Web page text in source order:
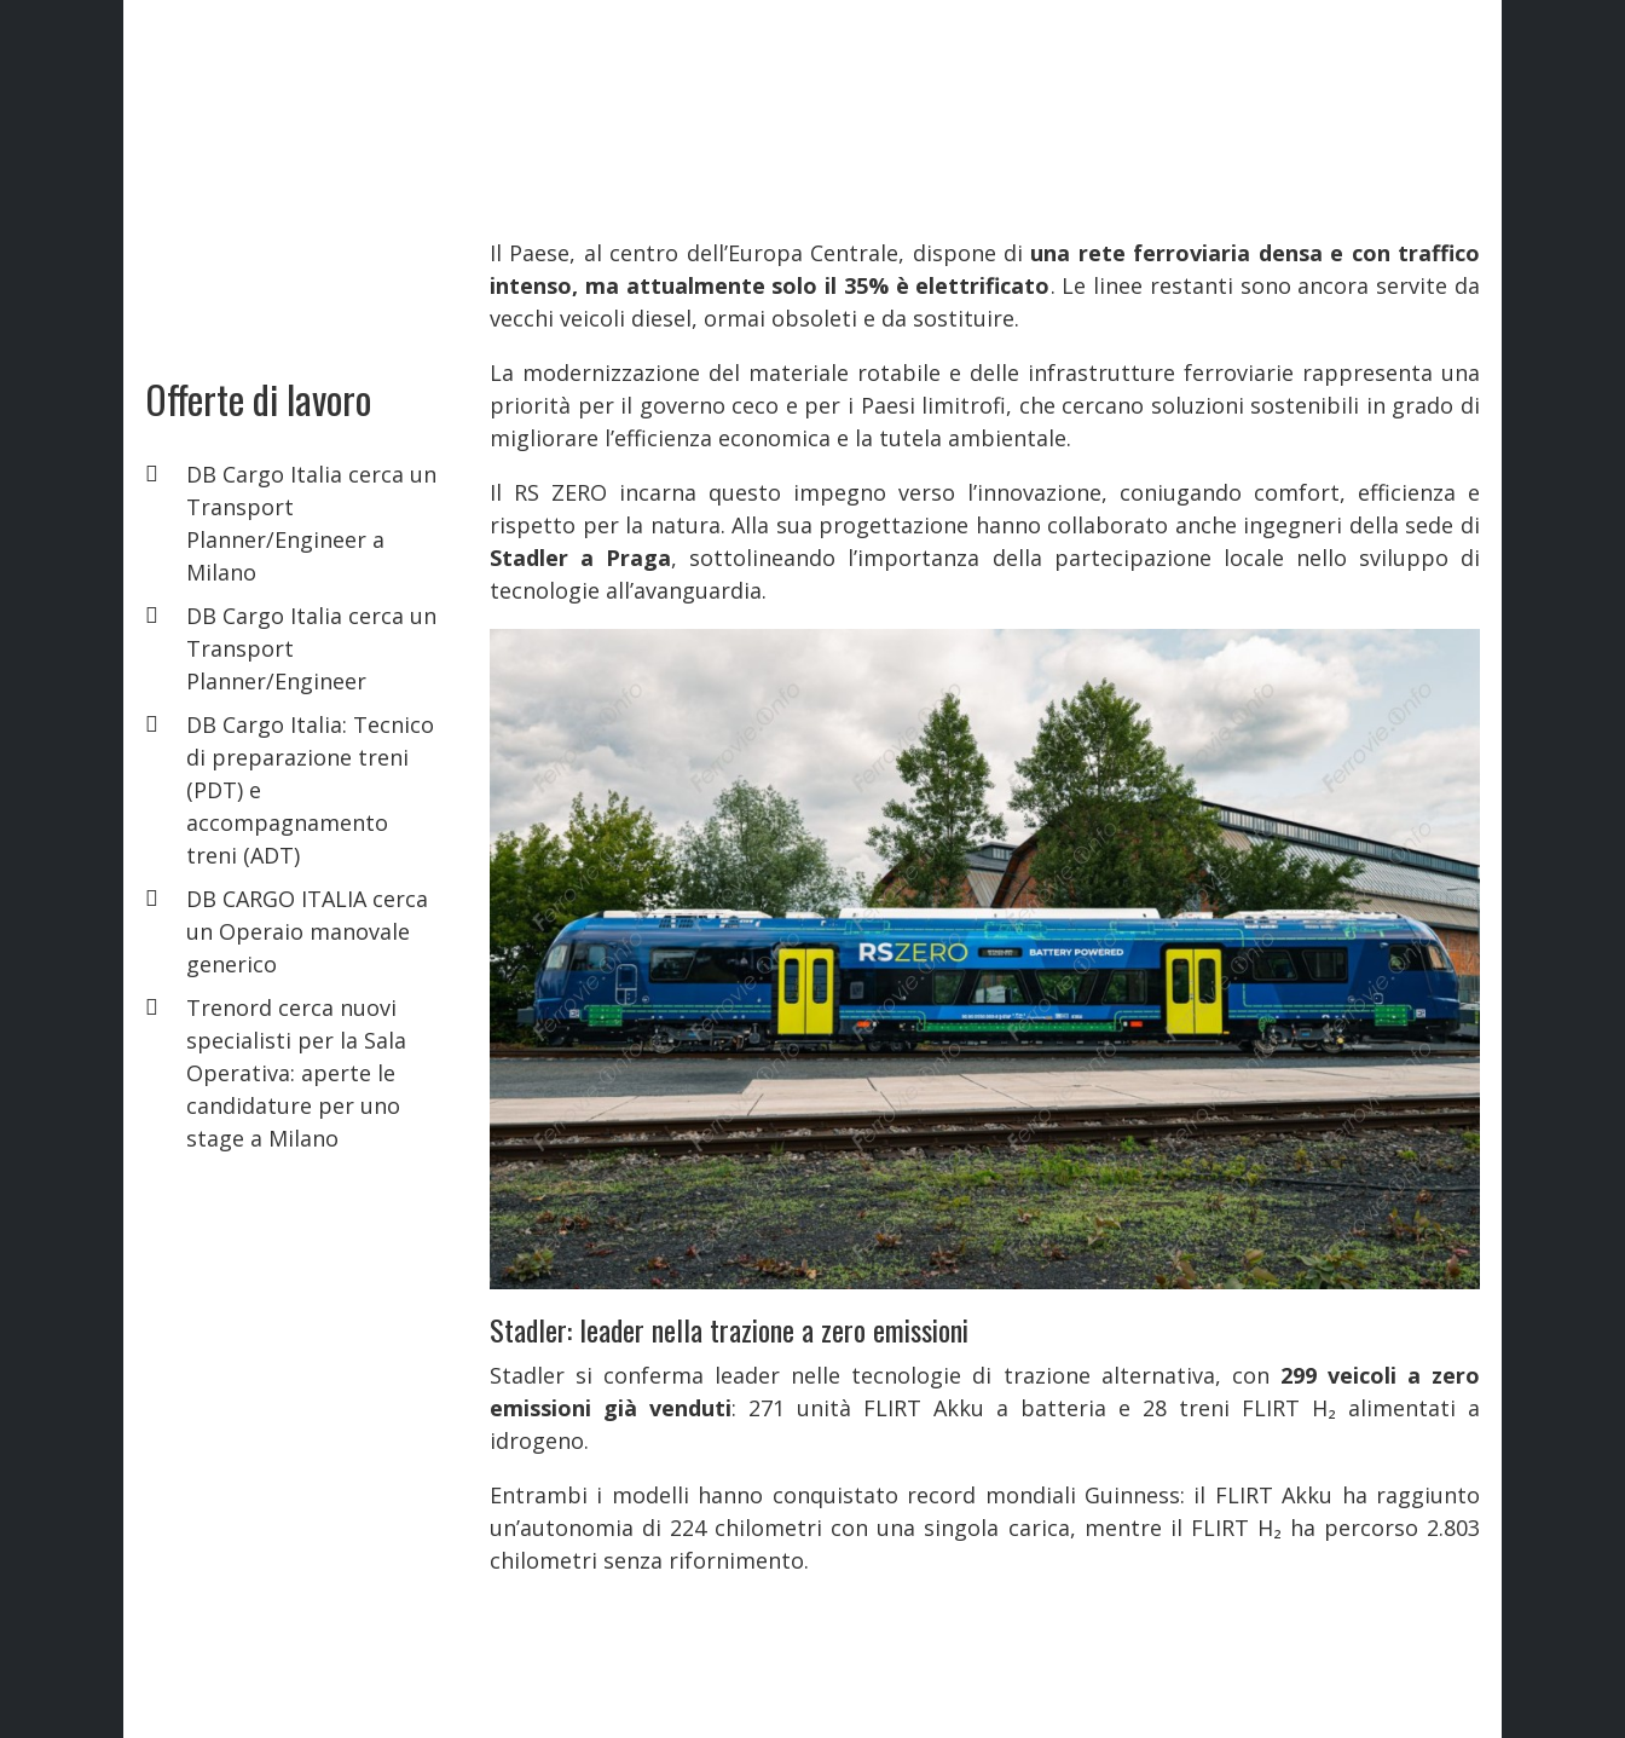
Offerte di lavoro
DB Cargo Italia cerca un
Transport
Planner/Engineer a
Milano
DB Cargo Italia cerca un
Transport
Planner/Engineer
DB Cargo Italia: Tecnico
di preparazione treni
(PDT) e
accompagnamento
treni (ADT)
DB CARGO ITALIA cerca
un Operaio manovale
generico
Trenord cerca nuovi
specialisti per la Sala
Operativa: aperte le
candidature per uno
stage a Milano
Il Paese, al centro dell’Europa Centrale, dispone di una rete ferroviaria densa e con traffico
intenso, ma attualmente solo il 35% è elettrificato. Le linee restanti sono ancora servite da
vecchi veicoli diesel, ormai obsoleti e da sostituire.
La modernizzazione del materiale rotabile e delle infrastrutture ferroviarie rappresenta una
priorità per il governo ceco e per i Paesi limitrofi, che cercano soluzioni sostenibili in grado di
migliorare l’efficienza economica e la tutela ambientale.
Il RS ZERO incarna questo impegno verso l’innovazione, coniugando comfort, efficienza e
rispetto per la natura. Alla sua progettazione hanno collaborato anche ingegneri della sede di
Stadler a Praga, sottolineando l’importanza della partecipazione locale nello sviluppo di
tecnologie all’avanguardia.
Stadler: leader nella trazione a zero emissioni
Stadler si conferma leader nelle tecnologie di trazione alternativa, con 299 veicoli a zero
emissioni già venduti: 271 unità FLIRT Akku a batteria e 28 treni FLIRT H₂ alimentati a
idrogeno.
Entrambi i modelli hanno conquistato record mondiali Guinness: il FLIRT Akku ha raggiunto
un’autonomia di 224 chilometri con una singola carica, mentre il FLIRT H₂ ha percorso 2.803
chilometri senza rifornimento.